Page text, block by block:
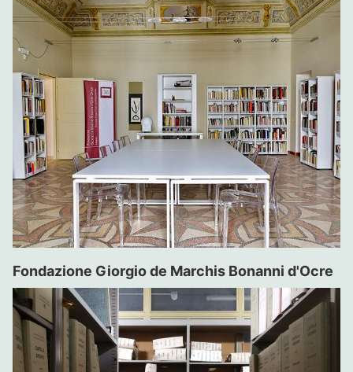
Fondazione Giorgio de Marchis Bonanni d'Ocre